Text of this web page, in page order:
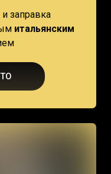
заправка
итальянским